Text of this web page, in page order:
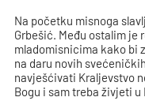
Na početku misnoga
Grbešić. Među ostalim je
mladomisnicima kako bi
na daru novih
navješćivati Kraljevstvo
Bogu i sam treba živjeti u